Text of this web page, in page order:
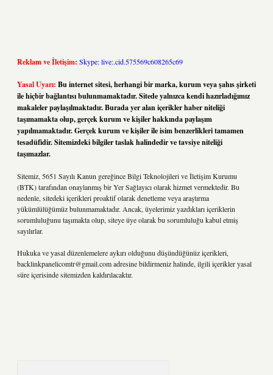
Reklam ve İletişim: Skype: live:.cid.575569c608265c69
Yasal Uyarı: Bu internet sitesi, herhangi bir marka, kurum veya şahıs şirketi
ile hiçbir bağlantısı bulunmamaktadır. Sitede yalnızca kendi hazırladığımız
makaleler paylaşılmaktadır. Burada yer alan içerikler haber niteliği
taşımamakta olup, gerçek kurum ve kişiler hakkında paylaşım
yapılmamaktadır. Gerçek kurum ve kişiler ile isim benzerlikleri tamamen
tesadüfidir. Sitemizdeki bilgiler taslak halindedir ve tavsiye niteliği
taşımazlar.
Sitemiz, 5651 Sayılı Kanun gereğince Bilgi Teknolojileri ve İletişim Kurumu
(BTK) tarafından onaylanmış bir Yer Sağlayıcı olarak hizmet vermektedir. Bu
nedenle, sitedeki içerikleri proaktif olarak denetleme veya araştırma
yükümlülüğümüz bulunmamaktadır. Ancak, üyelerimiz yazdıkları içeriklerin
sorumluluğunu taşımakta olup, siteye üye olarak bu sorumluluğu kabul etmiş
sayılırlar.
Hukuka ve yasal düzenlemelere aykırı olduğunu düşündüğünüz içerikleri,
backlinkpanelicomtr@gmail.comadresine bildirmeniz halinde, ilgili içerikler yasal
süre içerisinde sitemizden kaldırılacaktır.